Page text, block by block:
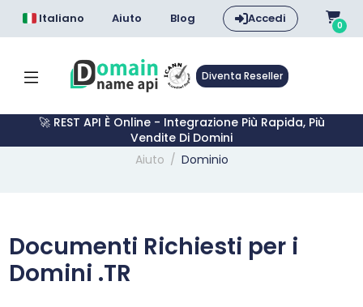
Italiano Aiuto Blog Accedi 0
Diventa Reseller
🚀 REST API È Online - Integrazione Più Rapida, Più
Vendite Di Domini
Aiuto
Dominio
Documenti Richiesti per i
Domini .TR